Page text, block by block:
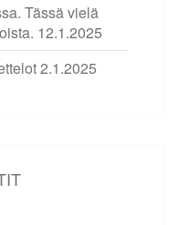
Tässä vielä
12.1.2025
2.1.2025